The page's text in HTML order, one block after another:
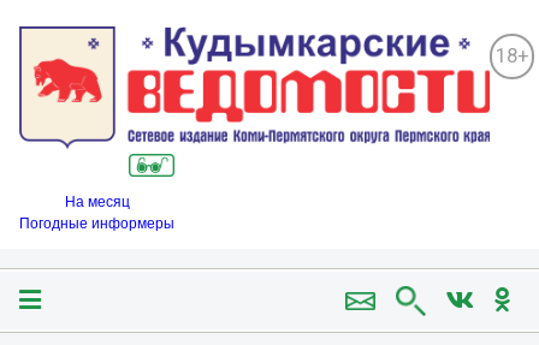
18+
На месяц
Погодные информеры